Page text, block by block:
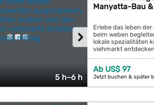
5 h–6 h
›
Manyatta-Bau
Erlebe das leben
beim weben
lokale spezialitäten
viehmarkt
Ab US$ 97
Jetzt buchen & später